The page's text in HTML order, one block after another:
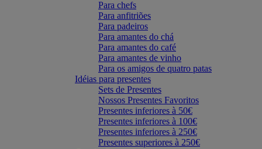
Para chefs
Para anfitriões
Para padeiros
Para amantes do chá
Para amantes do café
Para amantes de vinho
Para os amigos de quatro patas
Idéias para presentes
Sets de Presentes
Nossos Presentes Favoritos
Presentes inferiores à 50€
Presentes inferiores à 100€
Presentes inferiores à 250€
Presentes superiores à 250€